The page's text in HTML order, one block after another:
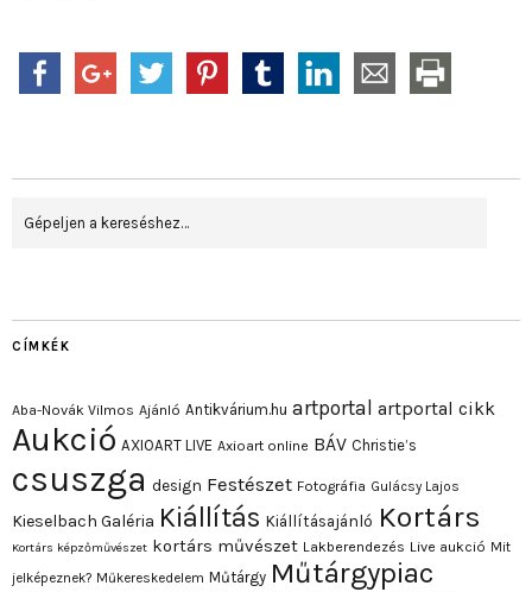
CÍMKÉK
Aba-Novák Vilmos Ajánló Antikvárium.hu artportal artportal cikk
Aukció AXIOART LIVE Axioart online BÁV Christie’s
csuszga design Festészet Fotográfia Gulácsy Lajos
Kieselbach Galéria Kiállítás Kiállításajánló Kortárs
Kortárs képzőművészet kortárs művészet Lakberendezés Live aukció Mit
jelképeznek? Műkereskedelem Műtárgy Műtárgypiac